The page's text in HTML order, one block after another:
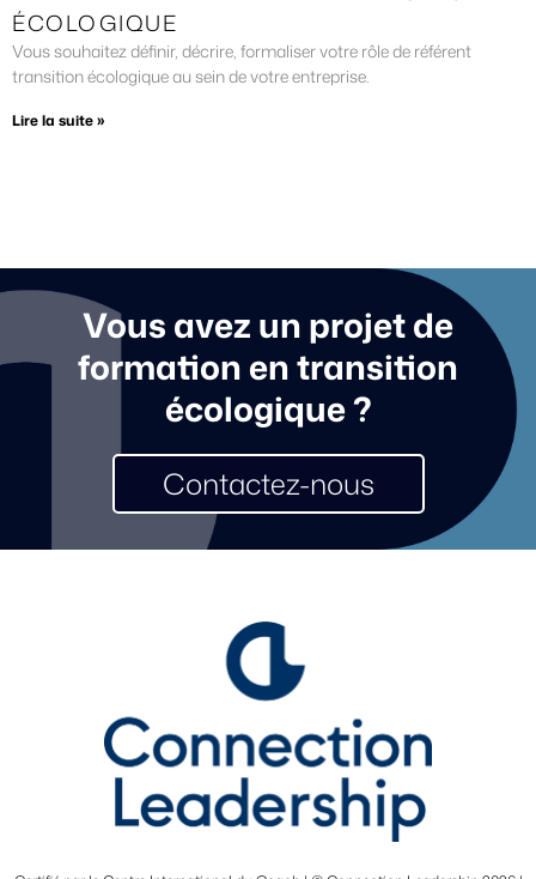
ÉCOLOGIQUE
Vous souhaitez définir, décrire, formaliser votre rôle de référent
transition écologique au sein de votre entreprise.
Lire la suite »
Vous avez un projet de
formation en transition
écologique ?
Contactez-nous